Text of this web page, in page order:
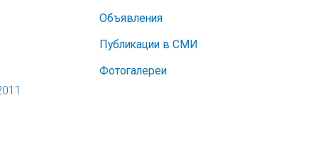
Объявления
Публикации в СМИ
Фотогалереи